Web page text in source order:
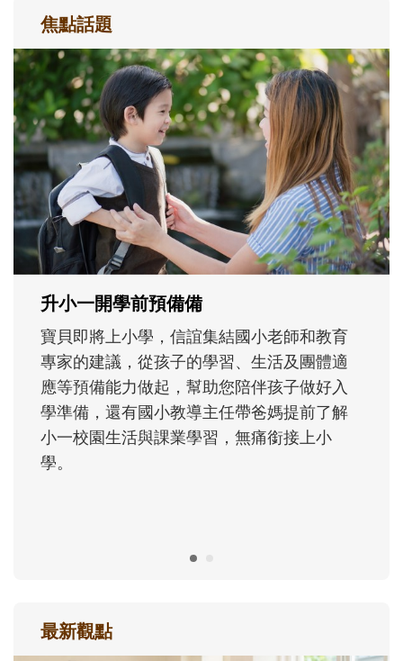
焦點話題
和孩子一起長大的那個男人│讀懂父親的
不同模樣
沒有人天生就擅長當爸爸！男人總是在一次
次「前所未有」的體驗中，跟著孩子一起長
大。從給予安全感的肢體遊戲，到獨立自
主、角色認同及解決問題的能力養成。爸爸
正嘗試用不同的模樣，參與孩子每個重要的
最新觀點